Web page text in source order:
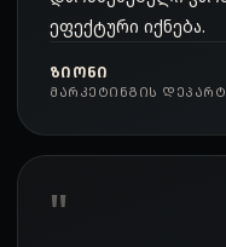
ეფექტური იქნება.
ᲖᲘᲝᲜᲘ
ᲛᲐᲠᲙᲔᲢᲘᲜᲒᲘᲡ